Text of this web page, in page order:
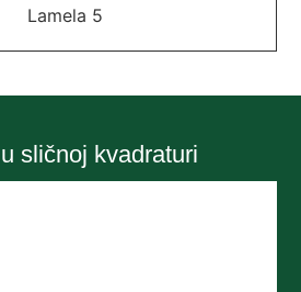
sličnoj kvadraturi